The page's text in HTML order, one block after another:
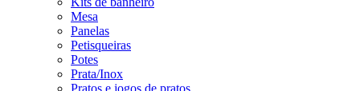
Mesa
Panelas
Petisqueiras
Potes
Prata/Inox
Pratos e jogos de pratos